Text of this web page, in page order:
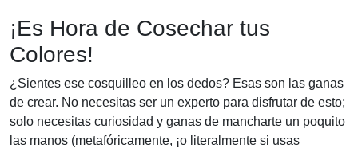
¡Es Hora de Cosechar tus
Colores!
¿Sientes ese cosquilleo en los dedos? Esas son las ganas
de crear. No necesitas ser un experto para disfrutar de esto;
solo necesitas curiosidad y ganas de mancharte un poquito
las manos (metafóricamente, ¡o literalmente si usas